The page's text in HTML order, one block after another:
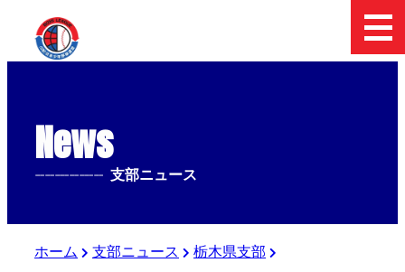
News
-------------- 支部ニュース
ホーム 支部ニュース
栃木県支部